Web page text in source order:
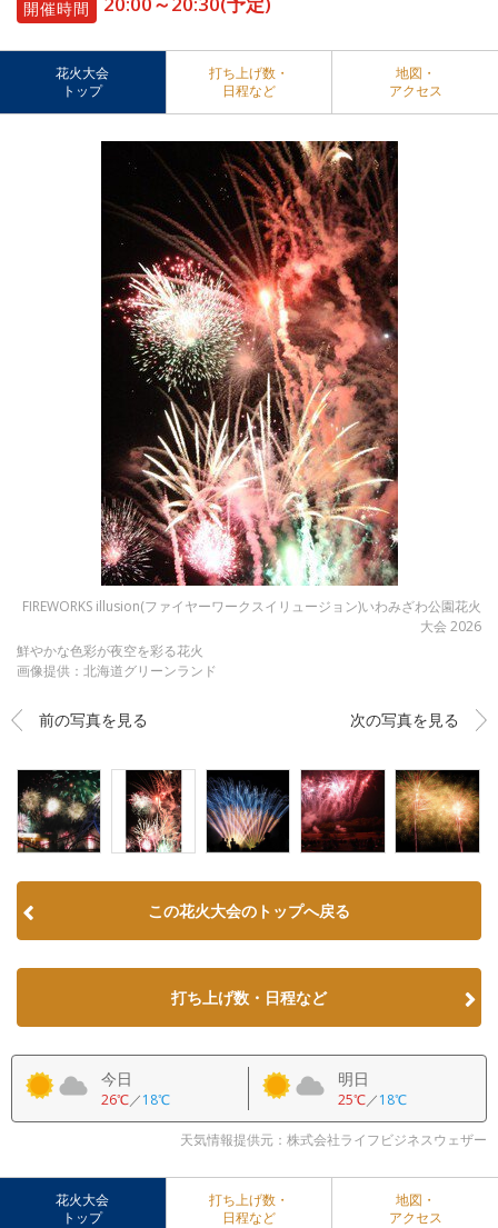
開催時間
花火大会
トップ
打ち上げ数・
日程など
地図・
アクセス
FIREWORKS illusion(ファイヤーワークスイリュージョン)いわみざわ公園花火
大会 2026
鮮やかな色彩が夜空を彩る花火
画像提供：北海道グリーンランド
前の写真を見る 次の写真を見る
この花火大会のトップへ戻る
打ち上げ数・日程など
今日
26℃／18℃
明日
25℃／18℃
天気情報提供元：株式会社ライフビジネスウェザー
花火大会
トップ
打ち上げ数・
日程など
地図・
アクセス